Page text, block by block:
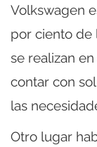
Volkswagen
por ciento de
se realizan
contar con
las
Otro lugar